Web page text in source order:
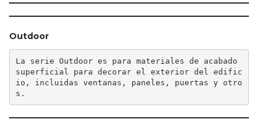
Outdoor
La serie Outdoor es para materiales de acabado
superficial para decorar el exterior del edific
io, incluidas ventanas, paneles, puertas y otro
s.